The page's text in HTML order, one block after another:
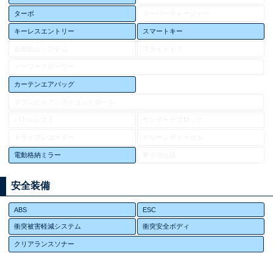
ターボ
キーレスエントリー スマートキー
カーテンエアバッグ
電動格納ミラー
安全装備
ABS ESC
衝突被害軽減システム 衝突安全ボディ
クリアランスソナー